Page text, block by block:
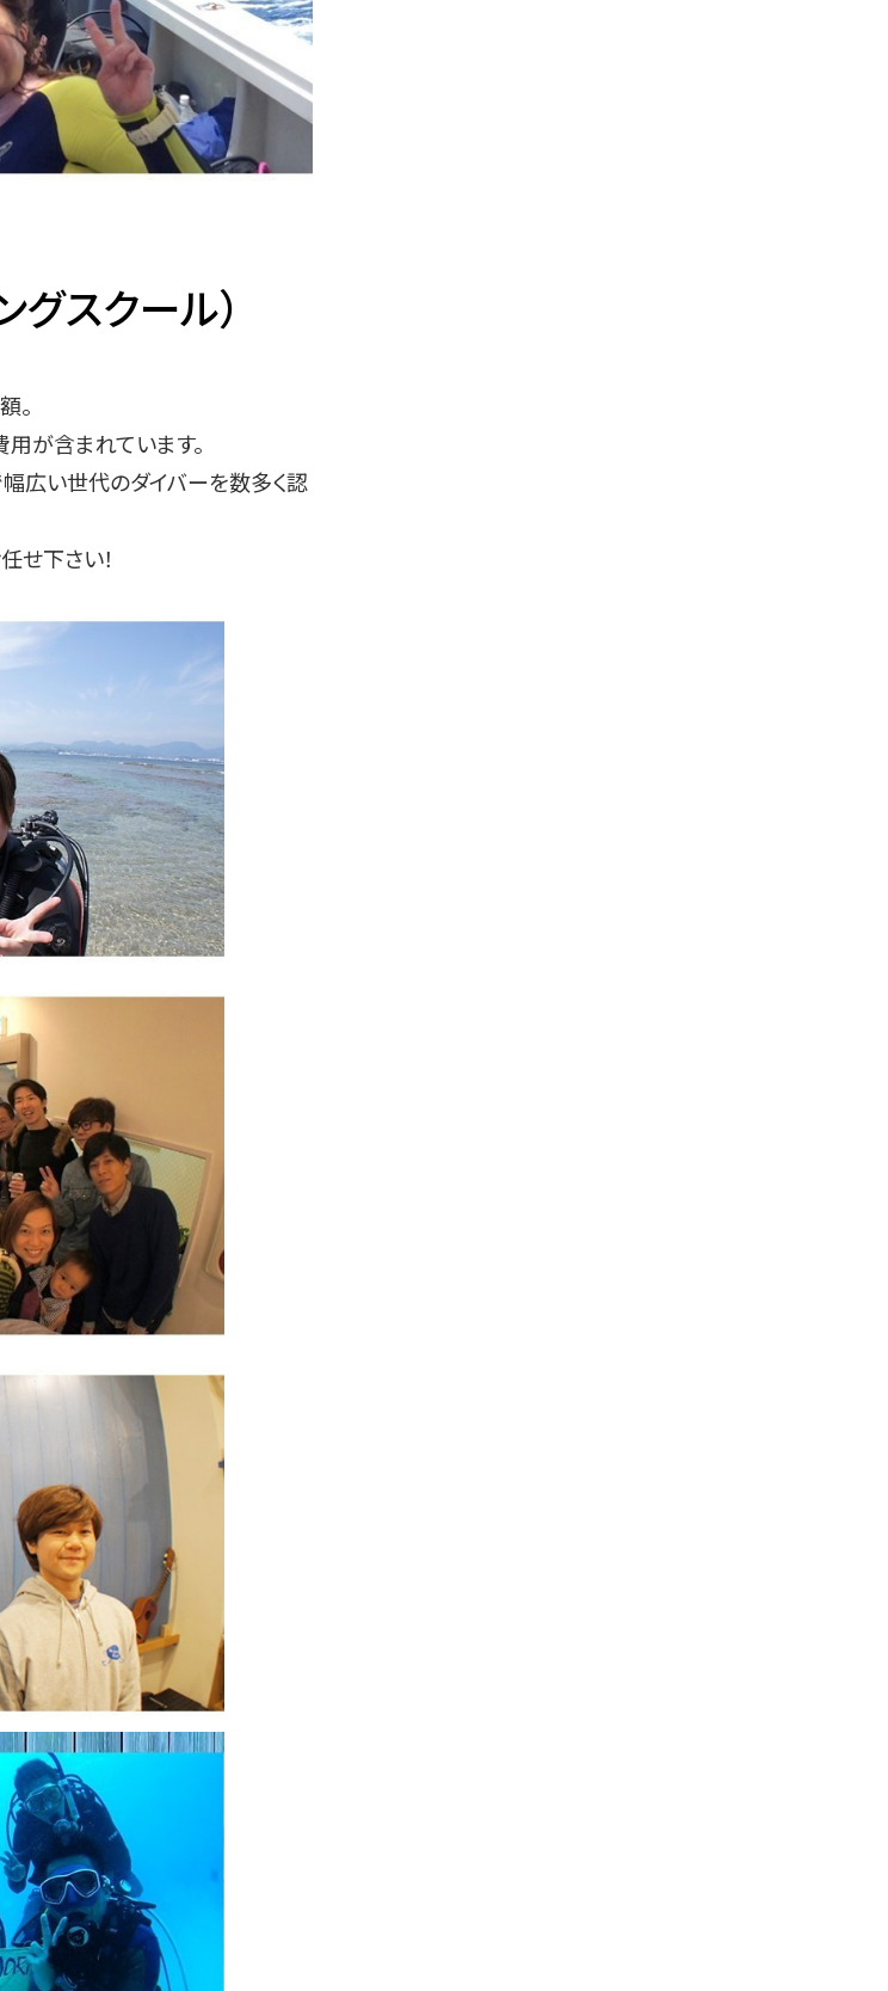
スクール）
。
が含まれています。
幅広い世代のダイバーを数多く認
せ下さい！